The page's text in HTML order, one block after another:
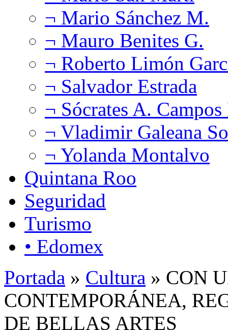
¬ Mario Sánchez M.
¬ Mauro Benites G.
¬ Roberto Limón
¬ Salvador Estrada
¬ Sócrates A.
¬ Vladimir Galeana
¬ Yolanda Montalvo
Quintana Roo
Seguridad
Turismo
• Edomex
Portada » Cultura » CON
CONTEMPORÁNEA,
DE BELLAS ARTES